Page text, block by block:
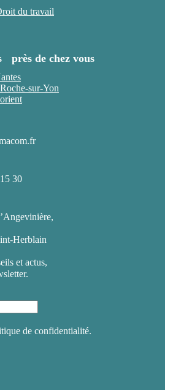
du travail
près de chez vous
sur-Yon
30
Herblain
et actus,
de confidentialité.